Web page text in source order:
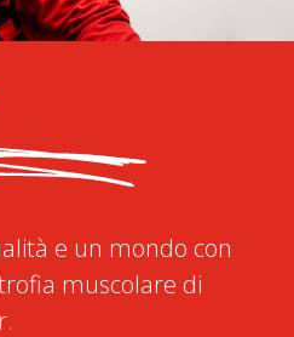
e un mondo con
muscolare di